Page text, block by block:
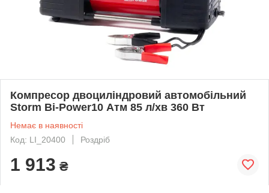
Компресор двоциліндровий автомобільний
Storm Bi-Power10 Атм 85 л/хв 360 Вт
Немає в наявності
Код: LI_20400
Роздріб
1 913 ₴